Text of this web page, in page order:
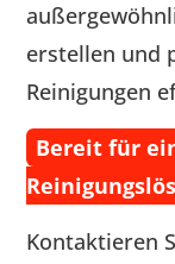
erstellen und
Reinigungen
Bereit für
Kontaktieren